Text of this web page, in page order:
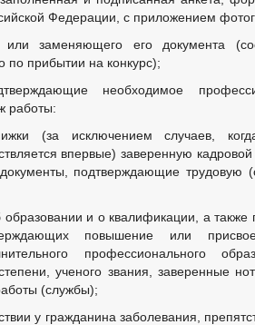
Федерации, с приложением
заменяющего его документа
по прибытии на конкурс);
необходимое
работы:
(за исключением случаев,
впервые) заверенную
подтверждающие трудовую
образовании и о квалификации, а
повышение или
профессионального
ученого звания, заверенные
(службы);
у гражданина заболевания,